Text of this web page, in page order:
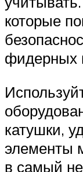
которые
фидерных
катушки,
элементы
в самый